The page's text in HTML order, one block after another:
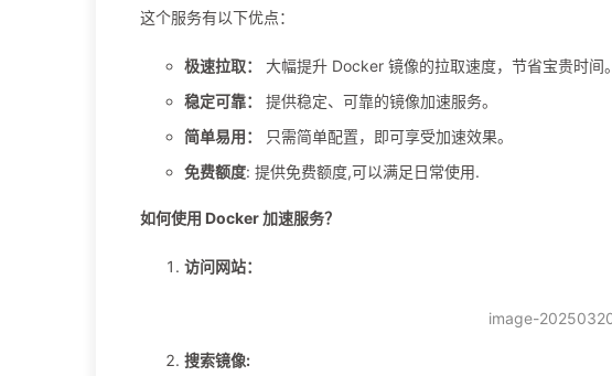
这个服务有以下优点：
极速拉取：
大幅提升 Docker 镜像的拉取速度，节省宝贵时间。
稳定可靠：
提供稳定、可靠的镜像加速服务。
简单易用：
只需简单配置，即可享受加速效果。
免费额度: 提供免费额度,可以满足日常使用.
如何使用 Docker 加速服务？
访问网站：